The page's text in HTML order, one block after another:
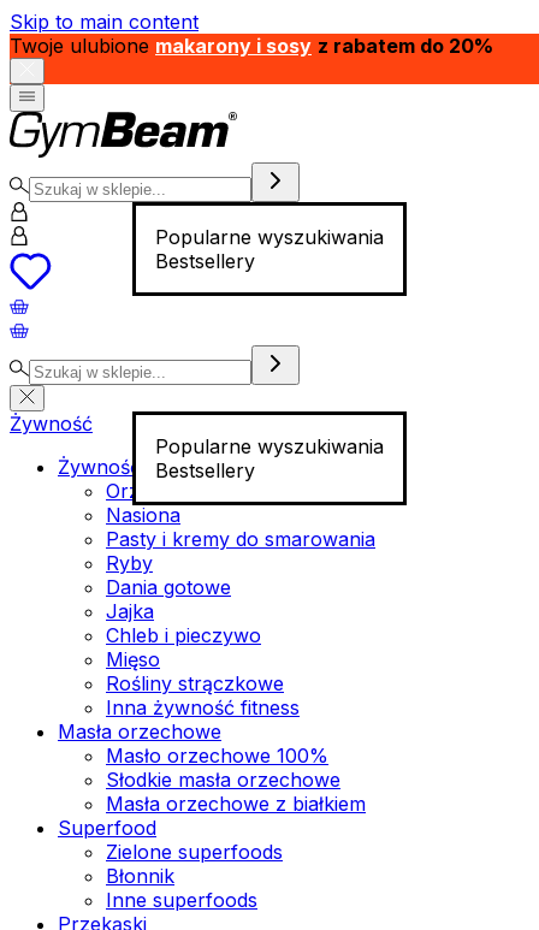
Skip to main content
Twoje ulubione makarony i sosy z rabatem do 20%
Popularne wyszukiwania
Bestsellery
Popularne wyszukiwania
Bestsellery
Żywność
Żywność funkcjonalna
Orzechy
Nasiona
Pasty i kremy do smarowania
Ryby
Dania gotowe
Jajka
Chleb i pieczywo
Mięso
Rośliny strączkowe
Inna żywność fitness
Masła orzechowe
Masło orzechowe 100%
Słodkie masła orzechowe
Masła orzechowe z białkiem
Superfood
Zielone superfoods
Błonnik
Inne superfoods
Przekąski